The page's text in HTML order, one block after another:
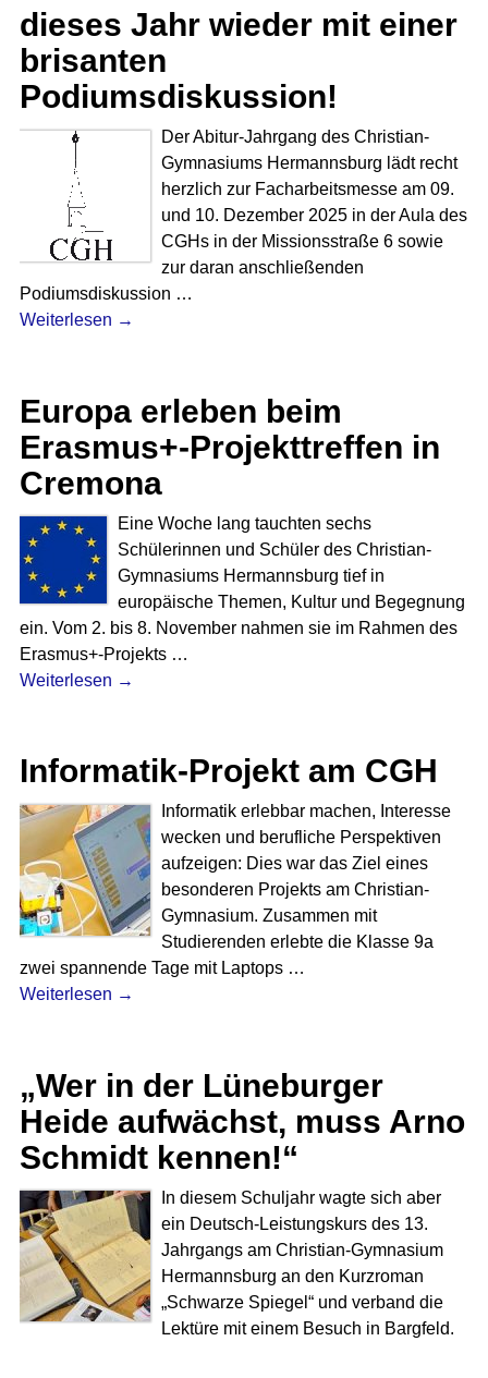
dieses Jahr wieder mit einer
brisanten
Podiumsdiskussion!
Der Abitur-Jahrgang des Christian-
Gymnasiums Hermannsburg lädt recht
herzlich zur Facharbeitsmesse am 09.
und 10. Dezember 2025 in der Aula des
CGHs in der Missionsstraße 6 sowie
zur daran anschließenden
Podiumsdiskussion …
Weiterlesen →
Europa erleben beim
Erasmus+-Projekttreffen in
Cremona
Eine Woche lang tauchten sechs
Schülerinnen und Schüler des Christian-
Gymnasiums Hermannsburg tief in
europäische Themen, Kultur und Begegnung
ein. Vom 2. bis 8. November nahmen sie im Rahmen des
Erasmus+-Projekts …
Weiterlesen →
Informatik-Projekt am CGH
Informatik erlebbar machen, Interesse
wecken und berufliche Perspektiven
aufzeigen: Dies war das Ziel eines
besonderen Projekts am Christian-
Gymnasium. Zusammen mit
Studierenden erlebte die Klasse 9a
zwei spannende Tage mit Laptops …
Weiterlesen →
„Wer in der Lüneburger
Heide aufwächst, muss Arno
Schmidt kennen!“
In diesem Schuljahr wagte sich aber
ein Deutsch-Leistungskurs des 13.
Jahrgangs am Christian-Gymnasium
Hermannsburg an den Kurzroman
„Schwarze Spiegel“ und verband die
Lektüre mit einem Besuch in Bargfeld.